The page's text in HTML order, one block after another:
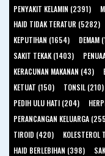
PENYAKIT KELAMIN (2391)
HAID TIDAK TERATUR (5282)
KEPUTIHAN (1654)
DEMAM
SAKIT TEKAK (1403)
KERACUNAN MAKANAN (43)
KETUAT (150)
TONSIL (210)
PEDIH ULU HATI (204)
PERANCANGAN KELUARGA
TIROID (420)
HAID BERLEBIHAN (398)